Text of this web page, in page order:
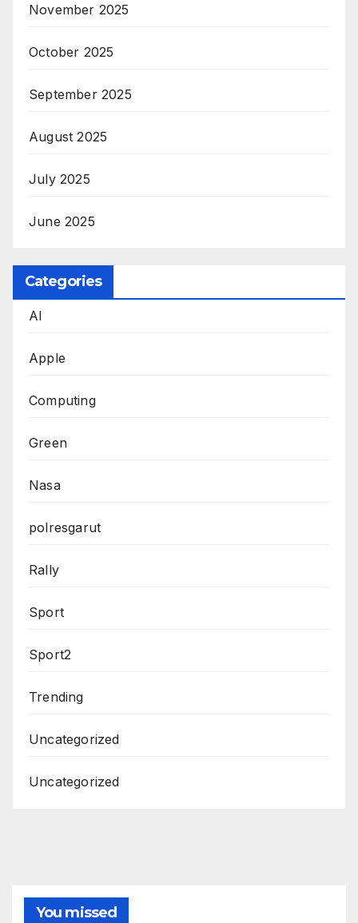
November 2025
October 2025
September 2025
August 2025
July 2025
June 2025
Categories
AI
Apple
Computing
Green
Nasa
polresgarut
Rally
Sport
Sport2
Trending
Uncategorized
Uncategorized
You missed